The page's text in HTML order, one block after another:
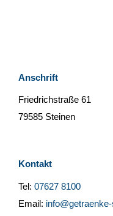
Anschrift
Friedrichstraße 61
79585 Steinen
Kontakt
Tel: 07627 8100
Email: